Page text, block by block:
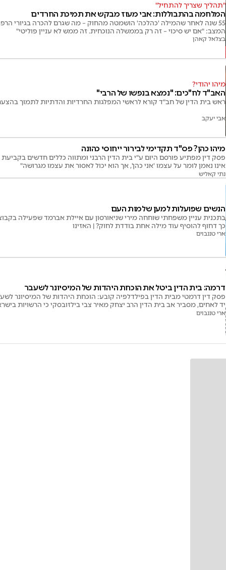
"תהליך שצריך להתחיל"
המלחמה בהתבוללות: אבי מעוז מבקש את תמיכת החרדים
55 שנה לאחר שהמילה 'כהלכה' הושמטה מהחוק – מה שגרם להכרה בגיורי
המצב: "אם יש סיכוי – זה רק בממשלה הנוכחית. זה ממש לא עניין פוליטי"
בצלאל קאהן
מיהו יהודי?
האב"ד לח"כים: "נמצא בנפשו של הרבי"
ראש בית הדין של חב"ד קורא לראשי המפלגות החרדיות והדתיות לתמוך
אבי יעקב
מיהו כהן? פס"ד תקדימי לבירור ייחוסי כהונה
פסק דין מפתיע פורסם היום ע"י בית הדין הרבני ומתווה כללים חדשים
אינו נאמן לומר על עצמו 'אני כהן', אך הוא יכול לאסור את עצמו מגרושה"
נתי קאליש
הנשים שפועלות למען שלמות העם
בתכנית עניין משפחתי שוחחה מירי שניאורסון עם איילת אברמד שפעילה
כך דחוף להוסיף עוד מילה אחת בודדת לחוק? | האזינו
ארי טננבוים
דרמה: בית הדין ביטל את הוכחת היהדות של המיסיונר לשעבר
פסק דין דרמטי מבית הדין בפילדלפיה קובע: הוכחת היהדות של המיסיונר
יד לאחים, מסביר אב בית הדין הרב יצחק מאיר צבי בילזובסקי כי הרשויות
בלבד אסור לקבוע כי הוא יהודי | כל הפרטים והמסמך הדרמטי
ארי טננבוים